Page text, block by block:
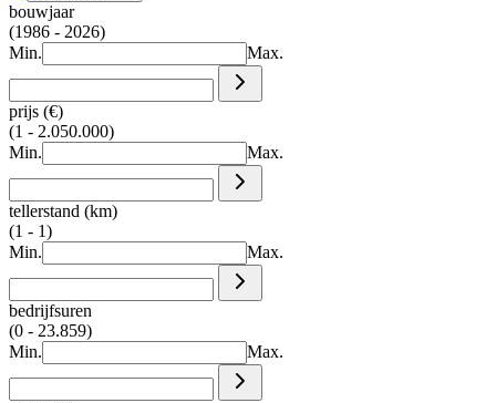
bouwjaar
(1986 - 2026)
Min.
Max.
prijs (€)
(1 - 2.050.000)
Min.
Max.
tellerstand (km)
(1 - 1)
Min.
Max.
bedrijfsuren
(0 - 23.859)
Min.
Max.